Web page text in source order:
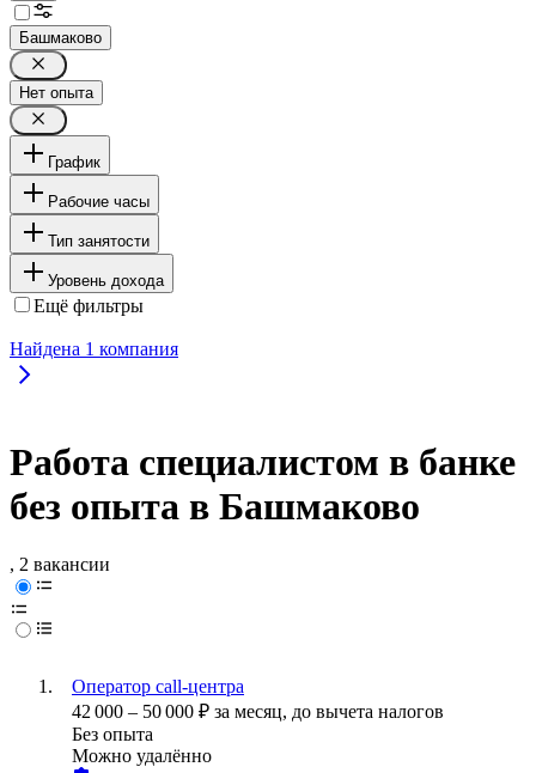
Башмаково
Нет опыта
График
Рабочие часы
Тип занятости
Уровень дохода
Ещё фильтры
Найдена 1 компания
Работа специалистом в банке
без опыта в Башмаково
, 2 вакансии
Оператор call-центра
42 000 – 50 000 ₽ за месяц, до вычета налогов
Без опыта
Можно удалённо